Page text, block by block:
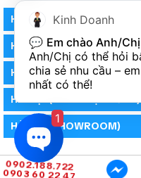
HỒ CHÍ MINH
HỒ CHÍ MINH
HỒ CHÍ MINH (PHÒNG
HÀ NỘI (DEMO HỆ THỐNG)
HÀ NỘI (SHOWROOM)
0902.188.722
0903 60 22 47
Kinh Doanh
💬 Em chào Anh/
Anh/Chị có thể hỏi
chia sẻ nhu cầu –
nhất có thể!
1